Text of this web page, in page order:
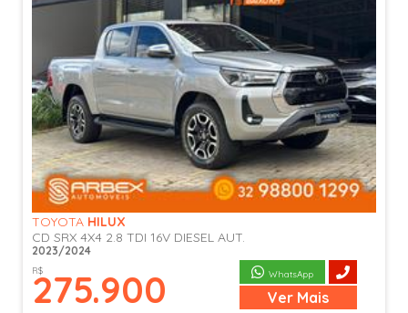
TOYOTA HILUX
CD SRX 4X4 2.8 TDI 16V DIESEL AUT.
2023/2024
R$
275.900 WhatsApp
Ver Mais